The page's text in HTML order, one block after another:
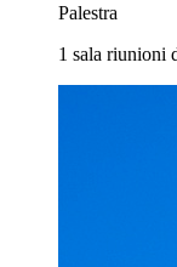
Palestra
1 sala riunioni